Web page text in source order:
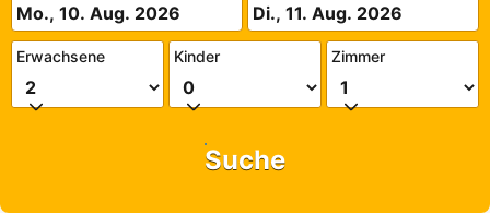
Mo., 10. Aug. 2026 Di., 11. Aug. 2026
Erwachsene Kinder Zimmer
Suche